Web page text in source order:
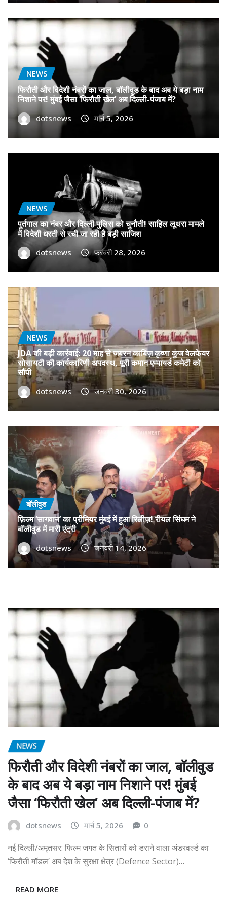
NEWS
फिरौती और विदेशी नंबरों का जाल, बॉलीवुड के बाद अब ये बड़ा नाम
निशाने पर! मुंबई जैसा ‘फिरौती खेल’ अब दिल्ली-पंजाब में?
dotsnews मार्च 5, 2026
NEWS
पुर्तगाल का नंबर और दिल्ली पुलिस को चुनौती! साहिल लूथरा मामले
में विदेशी धरती से रची जा रही है बड़ी साजिश
dotsnews फरवरी 28, 2026
NEWS
JDA की बड़ी कार्रवाई: 20 माह से जबरन काबिज़ कृष्णा कुंज वेलफेयर
सोसायटी की कार्यकारिणी अपदस्थ, पूरी कमान एम्पायर्ड कमेटी को
सौंपी
dotsnews जनवरी 30, 2026
बॉलीवुड
फ़िल्म ‘सागवान’ का प्रीमियर मुंबई में हुआ रिलीज़! रीयल सिंघम ने
बॉलीवुड में मारी एंट्री
dotsnews जनवरी 14, 2026
NEWS
फिरौती और विदेशी नंबरों का जाल, बॉलीवुड
के बाद अब ये बड़ा नाम निशाने पर! मुंबई
जैसा ‘फिरौती खेल’ अब दिल्ली-पंजाब में?
dotsnews मार्च 5, 2026 0
नई दिल्ली/अमृतसर: फिल्म जगत के सितारों को डराने वाला अंडरवर्ल्ड का
‘फिरौती मॉडल’ अब देश के सुरक्षा क्षेत्र (Defence Sector)…
READ MORE